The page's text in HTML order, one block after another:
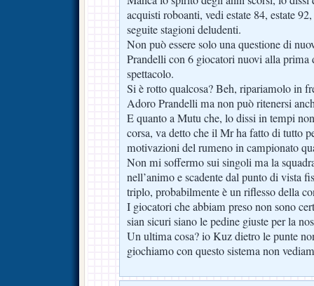
acquisti roboanti, vedi estate 84, estate
seguite stagioni deludenti.
Non può essere solo una questione di
Prandelli con 6 giocatori nuovi alla
spettacolo.
Si è rotto qualcosa? Beh, ripariamolo in
Adoro Prandelli ma non può ritenersi
E quanto a Mutu che, lo dissi in tempi
corsa, va detto che il Mr ha fatto di tutto
motivazioni del rumeno in campionato
Non mi soffermo sui singoli ma la
nell’animo e scadente dal punto di vista
triplo, probabilmente è un riflesso della
I giocatori che abbiam preso non sono
sian sicuri siano le pedine giuste per la
Un ultima cosa? io Kuz dietro le punte
giochiamo con questo sistema non